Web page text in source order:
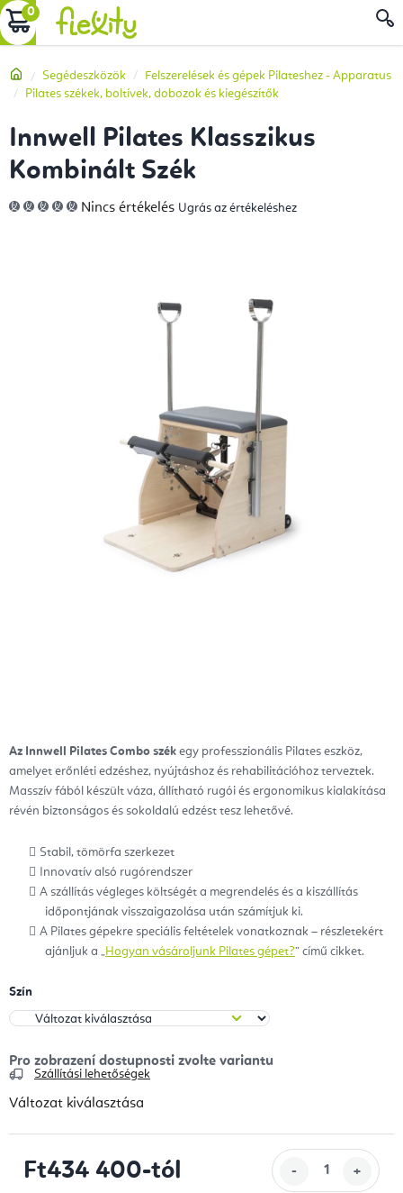
Ugrás
a
tartalomhoz
KOSÁR
Kezdőlap
Segédeszközök
Felszerelések és gépek Pilateshez - Apparatus
Pilates székek, boltívek, dobozok és kiegészítők
Az Innwell Pilates Combo szék egy professzionális Pilates eszköz,
amelyet erőnléti edzéshez, nyújtáshoz és rehabilitációhoz terveztek.
Masszív fából készült váza, állítható rugói és ergonomikus kialakítása
révén biztonságos és sokoldalú edzést tesz lehetővé.
Stabil, tömörfa szerkezet
Innovatív alsó rugórendszer
A szállítás végleges költségét a megrendelés és a kiszállítás
időpontjának visszaigazolása után számítjuk ki.
A Pilates gépekre speciális feltételek vonatkoznak – részletekért
ajánljuk a „Hogyan vásároljunk Pilates gépet?” című cikket.
Szín
Szállítási lehetőségek
Változat kiválasztása
Ft434 400-tól
Innwell Pilates Klasszikus
Kombinált Szék
A
termék
Nincs értékelés Ugrás az értékeléshez